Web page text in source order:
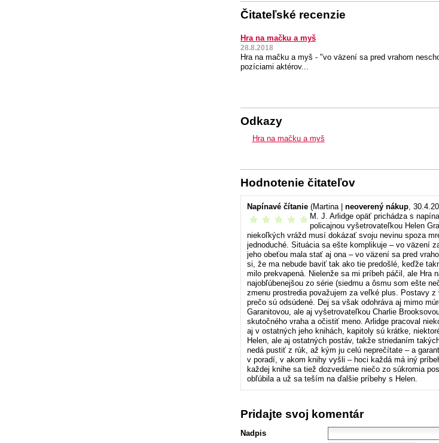
Čitateľské recenzie
Hra na mačku a myš
28.8.2018
Hra na mačku a myš - "vo väzení sa pred vrahom
pozíciami aktérov...
Odkazy
Hra na mačku a myš
Hodnotenie čitateľov
Napínavé čítanie (Martina | neoverený nákup ,
vrelo odporúčam
M. J. Arlidge opäť prichádza s
policajnou vyšetrovateľkou Helen
niekoľkých vrážd musí dokázať svoju nevinu spoza
jednoduché. Situácia sa ešte komplikuje – vo väzení
jeho obeťou mala stať aj ona – vo väzení sa pred
si, že ma nebude baviť tak ako tie predošlé, keďže
milo prekvapená. Nielenže sa mi príbeh páčil, ale Hra
najobľúbenejšou zo série (siedmu a ôsmu som ešte
zmenu prostredia považujem za veľké plus. Postavy
prečo sú odsúdené. Dej sa však odohráva aj mimo
Garanitovou, ale aj vyšetrovateľkou Charlie
skutočného vraha a očistiť meno. Arlidge pracoval
aj v ostatných jeho knihách, kapitoly sú krátke,
Helen, ale aj ostatných postáv, takže striedaním
nedá pustiť z rúk, až kým ju celú neprečítate – a
v poradí, v akom knihy vyšli – hoci každá má iný
každej knihe sa tiež dozvedáme niečo zo súkromia
obľúbila a už sa teším na ďalšie príbehy s Helen.
Pridajte svoj komentár
Nadpis